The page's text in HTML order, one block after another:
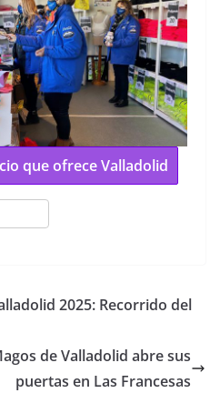
que ofrece Valladolid
2025: Recorrido del
de Valladolid abre sus
puertas en Las Francesas